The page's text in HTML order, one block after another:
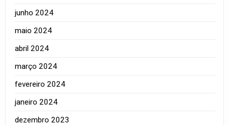
junho 2024
maio 2024
abril 2024
março 2024
fevereiro 2024
janeiro 2024
dezembro 2023